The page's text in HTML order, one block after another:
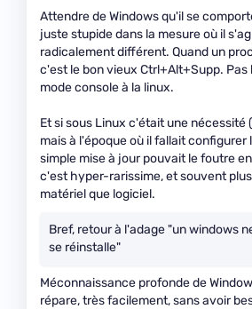
Attendre de Windows qu'il se
juste stupide dans la mesure où il
radicalement différent. Quand un
c'est le bon vieux Ctrl+Alt+Supp. Pas
mode console à la linux.
Et si sous Linux c'était une nécessité
mais à l'époque où il fallait configurer
simple mise à jour pouvait le foutre
c'est hyper-rarissime, et souvent
matériel que logiciel.
Bref, retour à l'adage "un windows
se réinstalle"
Méconnaissance profonde de
répare, très facilement, sans avoir